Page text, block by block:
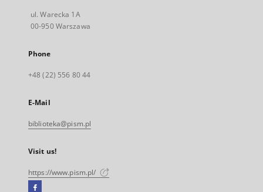
ul. Warecka 1A
00-950 Warszawa
Phone
+48 (22) 556 80 44
E-Mail
biblioteka@pism.pl
Visit us!
https://www.pism.pl/
Facebook